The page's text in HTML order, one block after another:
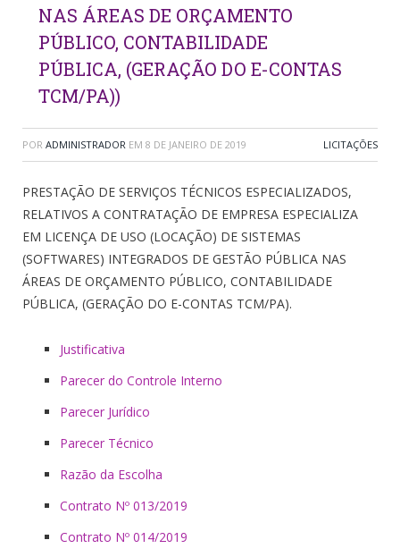
NAS ÁREAS DE ORÇAMENTO
PÚBLICO, CONTABILIDADE
PÚBLICA, (GERAÇÃO DO E-CONTAS
TCM/PA))
POR ADMINISTRADOR EM 8 DE JANEIRO DE 2019 LICITAÇÕES
PRESTAÇÃO DE SERVIÇOS TÉCNICOS ESPECIALIZADOS,
RELATIVOS A CONTRATAÇÃO DE EMPRESA ESPECIALIZA
EM LICENÇA DE USO (LOCAÇÃO) DE SISTEMAS
(SOFTWARES) INTEGRADOS DE GESTÃO PÚBLICA NAS
ÁREAS DE ORÇAMENTO PÚBLICO, CONTABILIDADE
PÚBLICA, (GERAÇÃO DO E-CONTAS TCM/PA).
Justificativa
Parecer do Controle Interno
Parecer Jurídico
Parecer Técnico
Razão da Escolha
Contrato Nº 013/2019
Contrato Nº 014/2019